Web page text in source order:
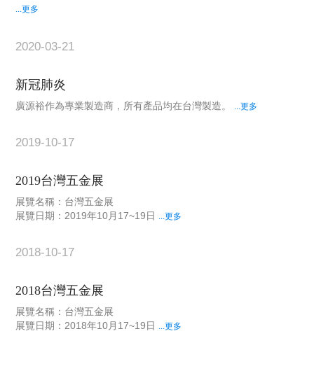
...更多
2020-03-21
新冠肺炎
廣源裕作為專業製造商，所有產品均在台灣製造。 ...更多
2019-10-17
2019台灣五金展
展覽名稱：台灣五金展
展覽日期：2019年10月17~19日 ...更多
2018-10-17
2018台灣五金展
展覽名稱：台灣五金展
展覽日期：2018年10月17~19日 ...更多